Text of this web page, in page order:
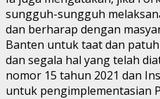
sungguh-sungguh
dan berharap dengan
Banten untuk taat dan
dan segala hal yang telah
nomor 15 tahun 2021 dan
untuk pengimplementasian